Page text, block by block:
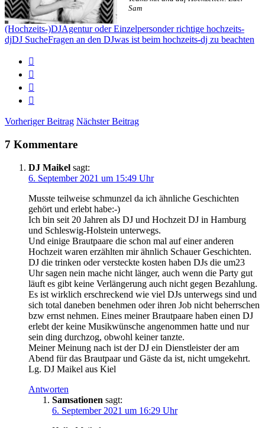
Sam
(Hochzeits-)DJAgentur oder Einzelpersonder richtige hochzeits-
djDJ SucheFragen an den DJwas ist beim hochzeits-dj zu beachten
Vorheriger Beitrag Nächster Beitrag
7 Kommentare
DJ Maikel sagt:
6. September 2021 um 15:49 Uhr
Musste teilweise schmunzel da ich ähnliche Geschichten
gehört und erlebt habe:-)
Ich bin seit 20 Jahren als DJ und Hochzeit DJ in Hamburg
und Schleswig-Holstein unterwegs.
Und einige Brautpaare die schon mal auf einer anderen
Hochzeit waren erzählten mir ähnlich Schauer Geschichten.
DJ die trinken oder versteckte kosten haben DJs die um23
Uhr sagen nein mache nicht länger, auch wenn die Party gut
läuft es gibt keine Verlängerung auch nicht gegen Bezahlung.
Es ist wirklich erschreckend wie viel DJs unterwegs sind und
sich total daneben benehmen oder ihren Job nicht beherrschen
bzw ernst nehmen. Eines meiner Brautpaare haben einen DJ
erlebt der keine Musikwünsche angenommen hatte und nur
sein ding durchzog, obwohl keiner tanzte.
Meiner Meinung nach ist der DJ ein Dienstleister der am
Abend für das Brautpaar und Gäste da ist, nicht umgekehrt.
Lg. DJ Maikel aus Kiel
Antworten
Samsationen sagt:
6. September 2021 um 16:29 Uhr